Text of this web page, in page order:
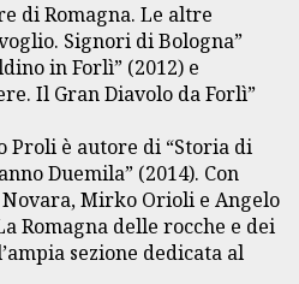
di Romagna. Le altre
Signori di Bologna”
in Forlì” (2012) e
Il Gran Diavolo da Forlì”
Proli è autore di “Storia di
Duemila” (2014). Con
Mirko Orioli e Angelo
Romagna delle rocche e dei
sezione dedicata al